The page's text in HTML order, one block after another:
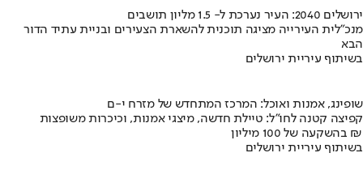
ירושלים 2040: העיר נערכת ל- 1.5 מליון תושבים
מנכ"לית העירייה מציגה תוכנית להשארת הצעירים ובניית עתיד הדור
הבא
בשיתוף עיריית ירושלים
שופינג, אמנות ואוכל: המרכז המתחדש של מזרח י-ם
קפיצה קטנה לחו"ל: טיילת חדשה, מיצגי אמנות, וכיכרות משופצות
בהשקעה של 100 מיליון ₪
בשיתוף עיריית ירושלים